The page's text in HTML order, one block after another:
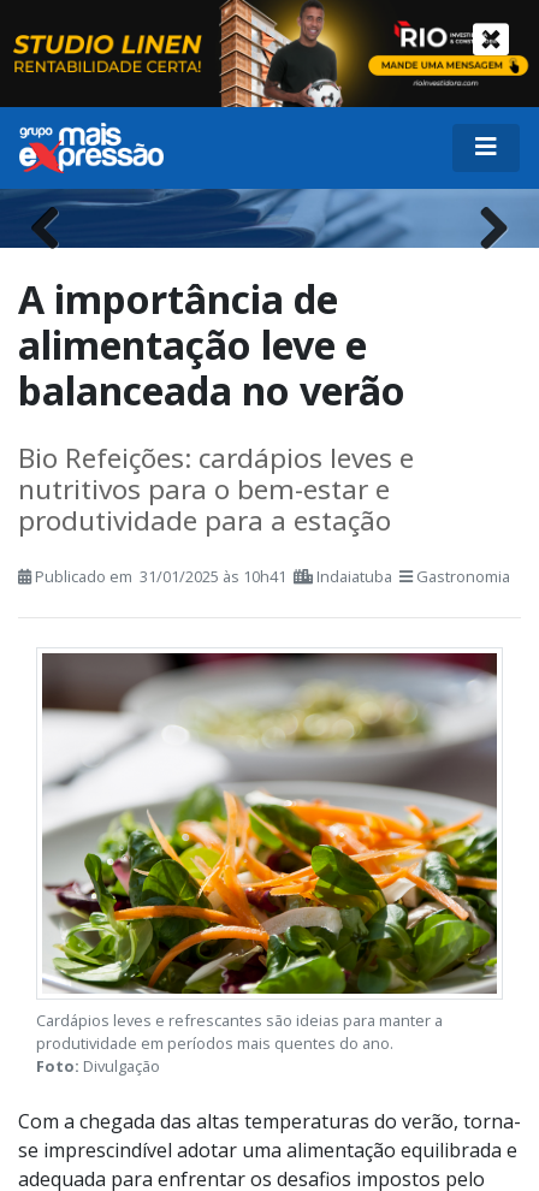
Previous
A importância de
balanceada no verão
Bio Refeições: cardápios leves e
nutritivos para o bem-estar e
Publicado em 31/01/2025 às 10h41 Indaiatuba Gastronomia
produtividade em períodos mais quentes do ano.
Foto:Divulgação